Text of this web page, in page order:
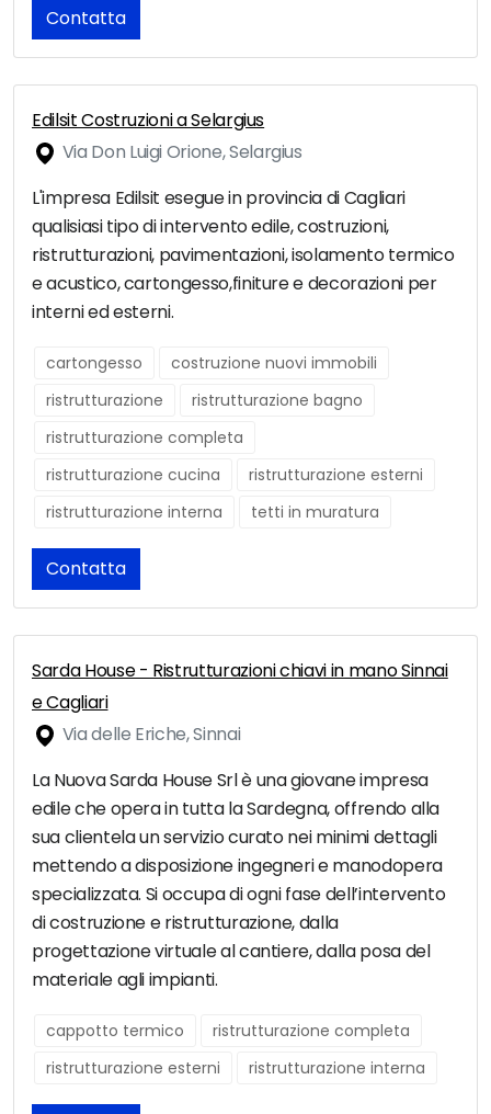
Contatta
Edilsit Costruzioni a Selargius
Via Don Luigi Orione, Selargius
L'impresa Edilsit esegue in provincia di Cagliari
qualisiasi tipo di intervento edile, costruzioni,
ristrutturazioni, pavimentazioni, isolamento termico
e acustico, cartongesso,finiture e decorazioni per
interni ed esterni.
cartongesso
costruzione nuovi immobili
ristrutturazione
ristrutturazione bagno
ristrutturazione completa
ristrutturazione cucina
ristrutturazione esterni
ristrutturazione interna
tetti in muratura
Contatta
Sarda House - Ristrutturazioni chiavi in mano Sinnai
e Cagliari
Via delle Eriche, Sinnai
La Nuova Sarda House Srl è una giovane impresa
edile che opera in tutta la Sardegna, offrendo alla
sua clientela un servizio curato nei minimi dettagli
mettendo a disposizione ingegneri e manodopera
specializzata. Si occupa di ogni fase dell’intervento
di costruzione e ristrutturazione, dalla
progettazione virtuale al cantiere, dalla posa del
materiale agli impianti.
cappotto termico
ristrutturazione completa
ristrutturazione esterni
ristrutturazione interna